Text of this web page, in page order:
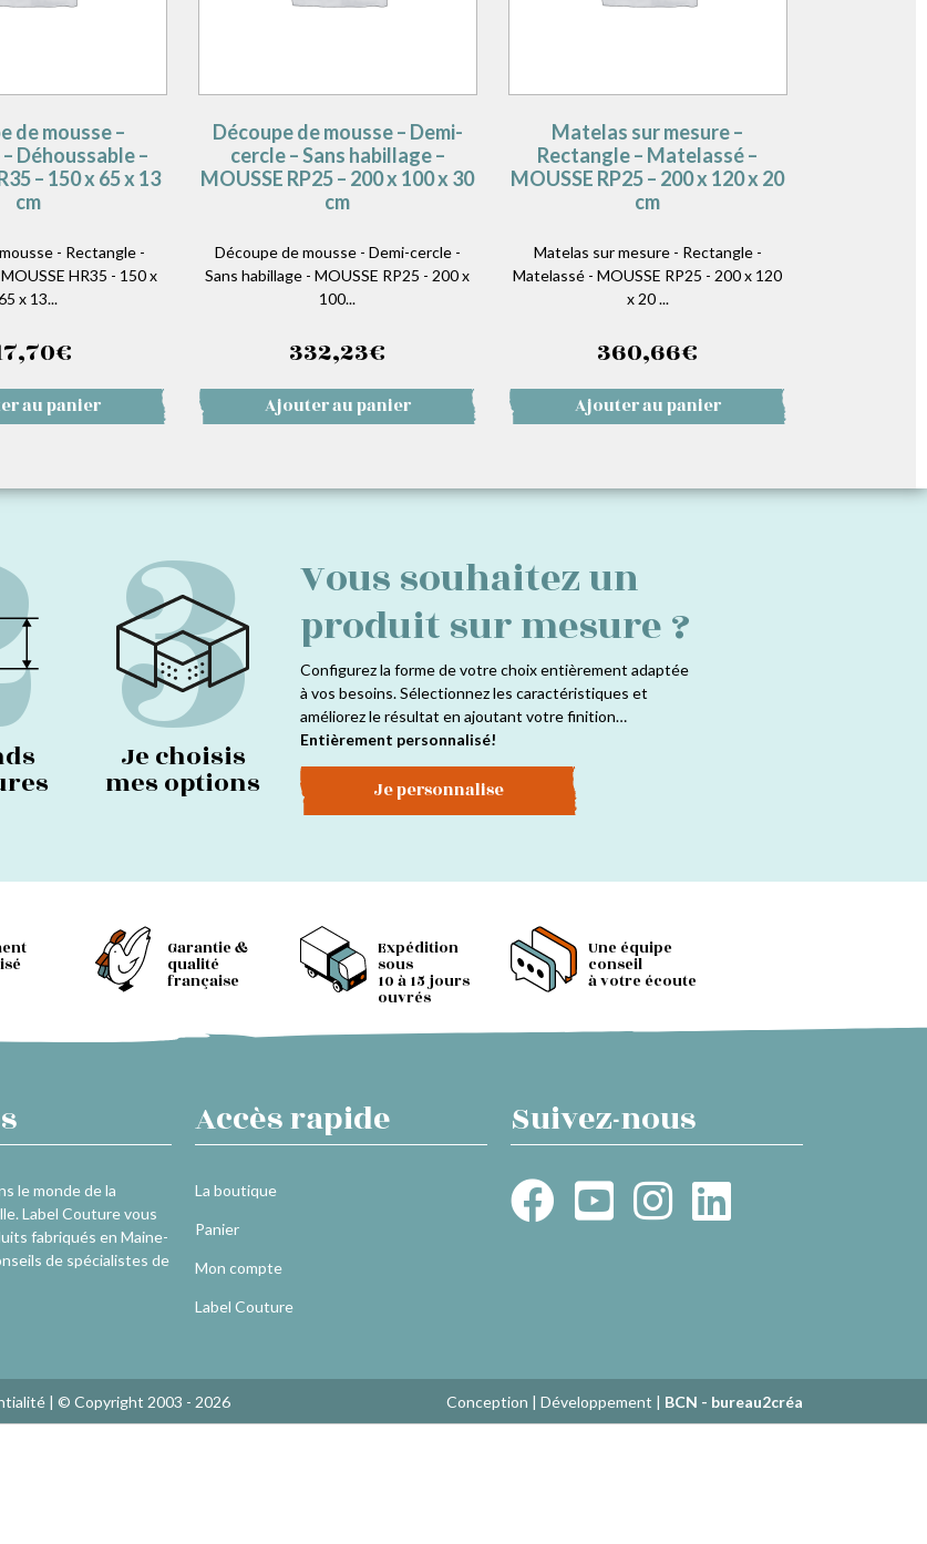
de mousse –
Déhoussable –
– 150 x 65 x 13
cm
- Rectangle -
HR35 - 150 x
x 13...
€
au panier
Découpe de mousse – Demi-
cercle – Sans habillage –
MOUSSE RP25 – 200 x 100 x 30
cm
Découpe de mousse - Demi-cercle -
Sans habillage - MOUSSE RP25 - 200 x
100...
332,23€
Ajouter au panier
Matelas sur mesure –
Rectangle – Matelassé –
MOUSSE RP25 – 200 x 120 x 20
cm
Matelas sur mesure - Rectangle -
Matelassé - MOUSSE RP25 - 200 x 120
x 20 ...
360,66€
Ajouter au panier
3
Je choisis
mes options
Vous souhaitez un
produit sur mesure ?
Configurez la forme de votre choix entièrement adaptée
à vos besoins. Sélectionnez les caractéristiques et
améliorez le résultat en ajoutant votre finition…
Entièrement personnalisé!
Je personnalise
Garantie &
qualité
française
Expédition
sous
10 à 15 jours
ouvrés
Une équipe
conseil
à votre écoute
le monde de la
Label Couture vous
fabriqués en Maine-
de spécialistes de
Accès rapide
La boutique
Panier
Mon compte
Label Couture
Suivez-nous
| © Copyright 2003 - 2026 Conception | Développement | BCN - bureau2créa